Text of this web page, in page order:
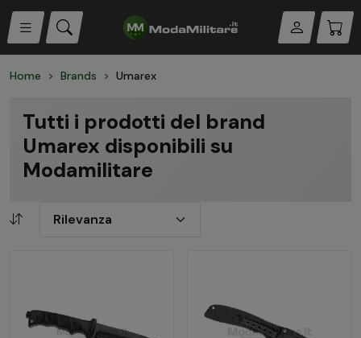
Home Brands Umarex
Tutti i prodotti del brand
Umarex disponibili su
Modamilitare